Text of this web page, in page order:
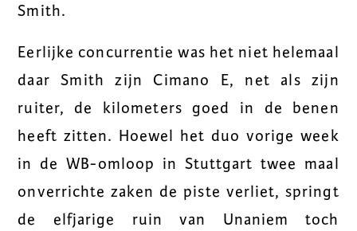
Smith.
Eerlijke concurrentie was het niet helemaal
daar Smith zijn Cimano E, net als zijn
ruiter, de kilometers goed in de benen
heeft zitten. Hoewel het duo vorige week
in de WB-omloop in Stuttgart twee maal
onverrichte zaken de piste verliet, springt
de elfjarige ruin van Unaniem toch